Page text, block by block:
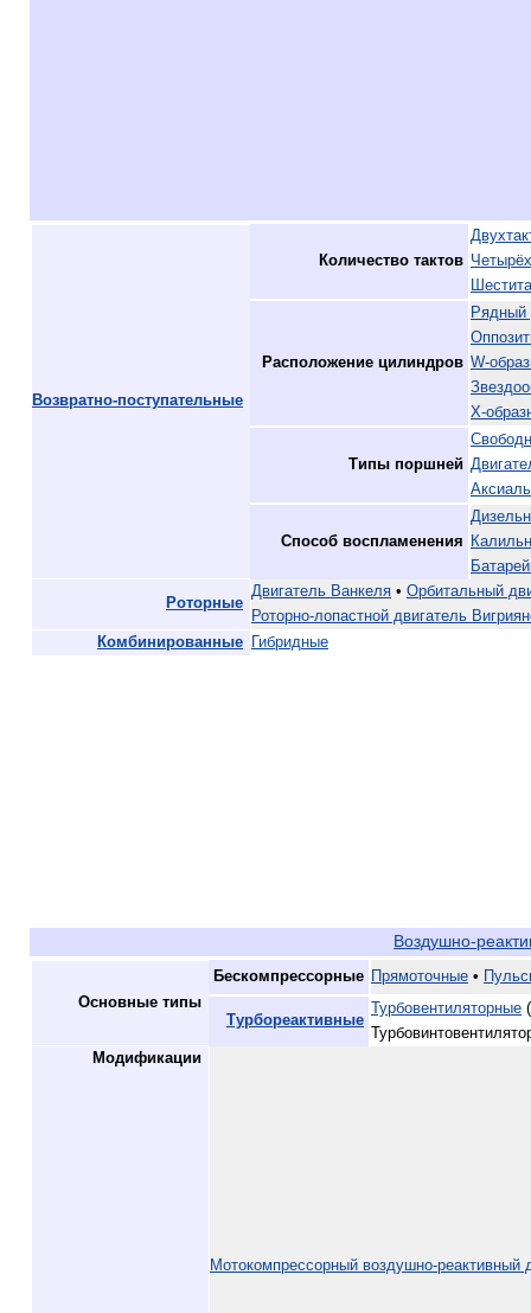
Возвратно-поступательные
Количество тактов
Расположение цилиндров
Рядный
W-
X-
Типы поршней
Способ воспламенения
Роторные
Двигатель Ванкеля • Орбитальный
Роторно-лопастной двигатель
Комбинированные
Гибридные
Воздушно-
Основные типы
Бескомпрессорные Прямоточные •
Турбореактивные
Турбовентиляторные
Модификации
Мотокомпрессорный воздушно-реактивный